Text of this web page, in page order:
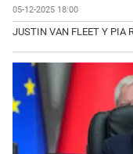
05-12-2025 18:00
JUSTIN VAN FLEET Y PIA